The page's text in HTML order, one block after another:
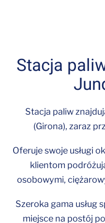
Stacja
Stacja paliw
(Girona), zaraz
Oferuje swoje usługi
klientom
osobowymi,
Szeroka gama usług
miejsce na postój